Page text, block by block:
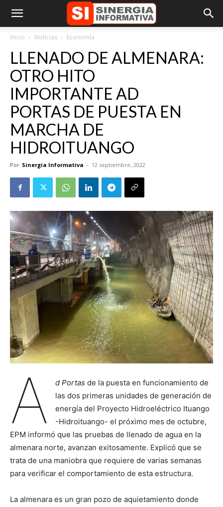
Inicio Noticias Economía
LLENADO DE ALMENARA:
OTRO HITO
IMPORTANTE AD
PORTAS DE PUESTA EN
MARCHA DE
HIDROITUANGO
Por Sinergia Informativa - 12 septiembre, 2022
A d Portas de la puesta en funcionamiento de
las dos primeras unidades de generación de
energía del Proyecto Hidroeléctrico Ituango
-Hidroituango- el próximo mes de octubre,
EPM informó que las pruebas de llenado de agua en la
almenara norte, avanzan exitosamente. Explicó que se
trata de una maniobra que requiere de varias semanas
para verificar el comportamiento de esta estructura.
La almenara es un gran pozo de aquietamiento donde